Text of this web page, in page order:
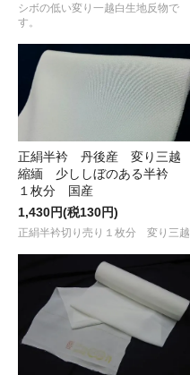
シボの低い変り一越白生地反物で
す。
正絹半衿 丹後産 変り三越
縮緬 少ししぼのある半衿
１枚分 国産
1,430円(税130円)
正絹半衿切り売り１枚分 変り三越